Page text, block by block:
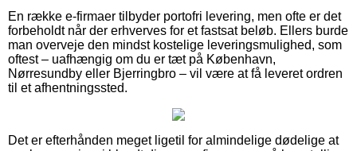
En række e-firmaer tilbyder portofri levering, men ofte er det
forbeholdt når der erhverves for et fastsat beløb. Ellers burde
man overveje den mindst kostelige leveringsmulighed, som
oftest – uafhængig om du er tæt på København,
Nørresundby eller Bjerringbro – vil være at få leveret ordren
til et afhentningssted.
Det er efterhånden meget ligetil for almindelige dødelige at